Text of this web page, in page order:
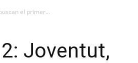
el primer...
Joventut,